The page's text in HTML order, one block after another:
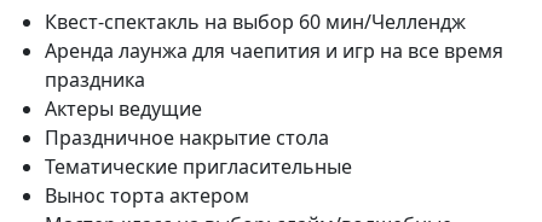
Квест-спектакль на выбор 60 мин/Челлендж
Аренда лаунжа для чаепития и игр на все время
праздника
Актеры ведущие
Праздничное накрытие стола
Тематические пригласительные
Вынос торта актером